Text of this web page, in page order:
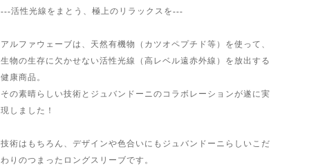
---活性光線をまとう、極上のリラックスを---
アルファウェーブは、天然有機物（カツオペプチド等）を使って、
生物の生存に欠かせない活性光線（高レベル遠赤外線）を放出する
健康商品。
その素晴らしい技術とジュバンドーニのコラボレーションが遂に実
現しました！
技術はもちろん、デザインや色合いにもジュバンドーニらしいこだ
わりのつまったロングスリーブです。